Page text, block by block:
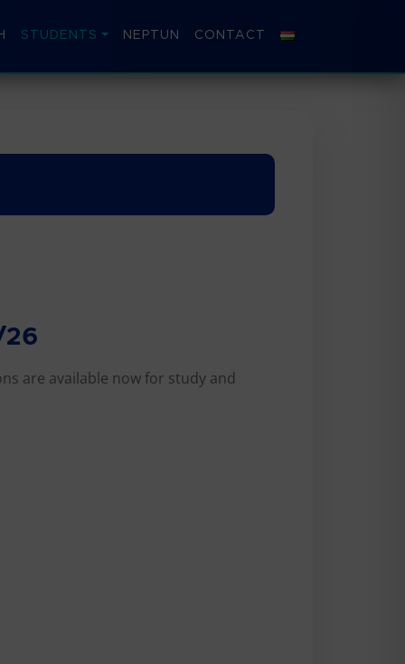
STUDENTS NEPTUN CONTACT
26
are available now for study and